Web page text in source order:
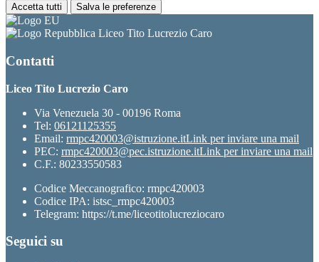
Accetta tutti Salva le preferenze
Liceo Tito Lucrezio Caro
Contatti
Liceo Tito Lucrezio Caro
Via Venezuela 30 - 00196 Roma
Tel: 06121125355
Email: rmpc420003@istruzione.itLink per inviare una mail
PEC: rmpc420003@pec.istruzione.itLink per inviare una mail
C.F.: 80233550583
Codice Meccanografico: rmpc420003
Codice IPA: istsc_rmpc420003
Telegram: https://t.me/liceotitolucreziocaro
Seguici su